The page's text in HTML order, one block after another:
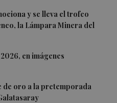
y se lleva el trofeo
la Lámpara Minera del
en imágenes
de oro a la pretemporada